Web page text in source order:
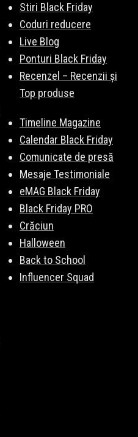
Stiri Black Friday
Coduri reducere
Live Blog
Ponturi Black Friday
Recenzel – Recenzii și
Top produse
Timeline Magazine
Calendar Black Friday
Comunicate de presă
Mesaje Testimoniale
eMAG Black Friday
Black Friday PRO
Crăciun
Halloween
Back to School
Influencer Squad